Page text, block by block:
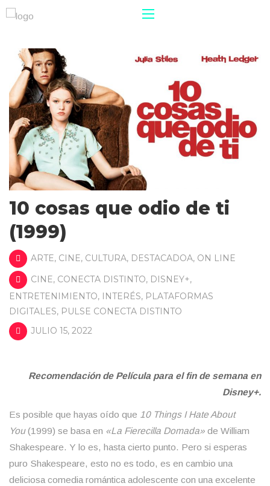
10 cosas que odio de ti
(1999)
ARTE, CINE, CULTURA, DESTACADOA, ON LINE
CINE, CONECTA DISTINTO, DISNEY+,
ENTRETENIMIENTO, INTERÉS, PLATAFORMAS
DIGITALES, PULSE CONECTA DISTINTO
JULIO 15, 2022
Recomendación de Película para el fin de semana en
Disney+.
Es posible que hayas oído que 10 Things I Hate About
You(1999) se basa en «La Fierecilla Domada» de William
Shakespeare. Y lo es, hasta cierto punto. Pero si esperas
puro Shakespeare, esto no es todo, es en cambio una
deliciosa comedia romántica adolescente con una excelente